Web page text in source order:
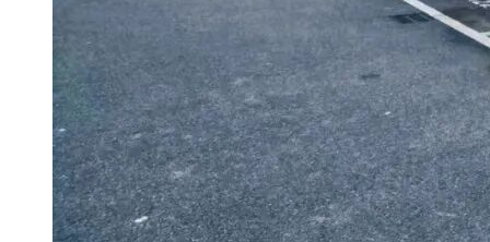
地 址：砀山县经开酒店
联系方式：魏工 18726271778
3.项目联系方式
项目联系人：魏工
电 话：18726271778
4.在线质疑